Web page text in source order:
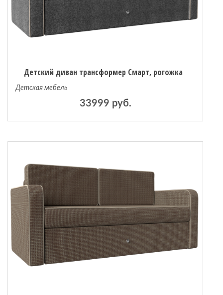
Детский диван трансформер Смарт, рогожка
Детская мебель
33999 руб.